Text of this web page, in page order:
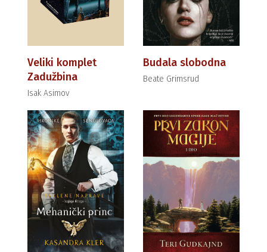
Veliki komplet
Zadužbina
Isak Asimov
Budala slobodna
Beate Grimsrud